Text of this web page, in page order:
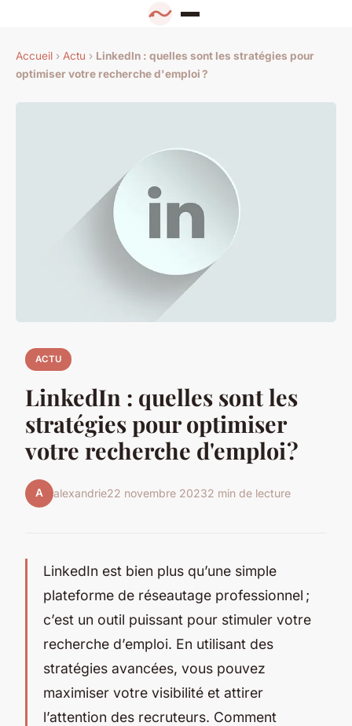
Accueil › Actu › LinkedIn : quelles sont les stratégies pour
optimiser votre recherche d'emploi ?
ACTU
LinkedIn : quelles sont les
stratégies pour optimiser
votre recherche d'emploi ?
A alexandrie22 novembre 20232 min de lecture
LinkedIn est bien plus qu’une simple
plateforme de réseautage professionnel ;
c’est un outil puissant pour stimuler votre
recherche d’emploi. En utilisant des
stratégies avancées, vous pouvez
maximiser votre visibilité et attirer
l’attention des recruteurs. Comment